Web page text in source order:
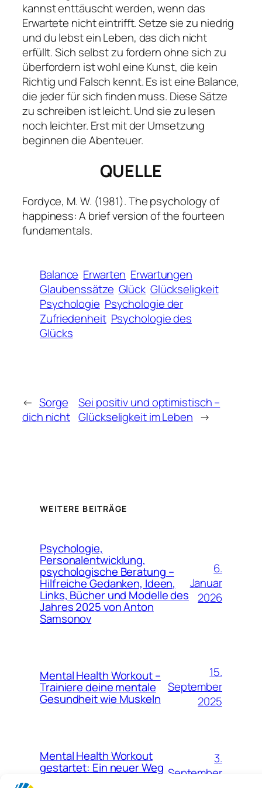
kannst enttäuscht werden, wenn das
Erwartete nicht eintrifft. Setze sie zu niedrig
und du lebst ein Leben, das dich nicht
erfüllt. Sich selbst zu fordern ohne sich zu
überfordern ist wohl eine Kunst, die kein
Richtig und Falsch kennt. Es ist eine Balance,
die jeder für sich finden muss. Diese Sätze
zu schreiben ist leicht. Und sie zu lesen
noch leichter. Erst mit der Umsetzung
beginnen die Abenteuer.
QUELLE
Fordyce, M. W. (1981).The psychology of
happiness: A brief version of the fourteen
fundamentals.
Balance Erwarten Erwartungen
Glaubenssätze Glück Glückseligkeit
Psychologie Psychologie der
Zufriedenheit Psychologie des
Glücks
← Sorge
dich nicht
Sei positiv und optimistisch –
Glückseligkeit im Leben →
WEITERE BEITRÄGE
Psychologie,
Personalentwicklung,
psychologische Beratung –
Hilfreiche Gedanken, Ideen,
Links, Bücher und Modelle des
Jahres 2025 von Anton
Samsonov
6.
Januar
2026
Mental Health Workout –
Trainiere deine mentale
Gesundheit wie Muskeln
15.
September
2025
Mental Health Workout
gestartet: Ein neuer Weg
zu mehr mentaler
3.
September